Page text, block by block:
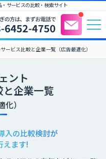
・サービスの比較・検索サイト
ービス比較と企業一覧（広告最適化）
ント
と企業一覧
化）
入の比較検討が
えます!